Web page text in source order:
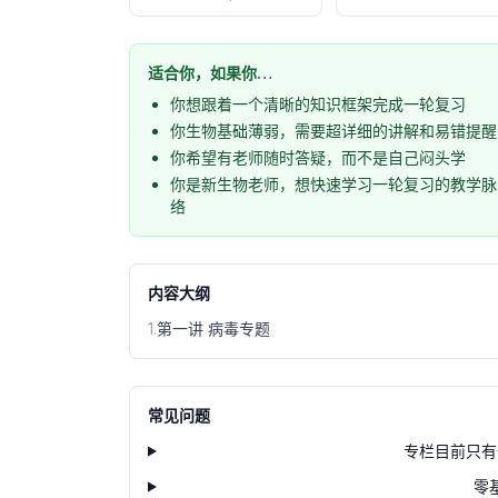
适合你，如果你…
你想跟着一个清晰的知识框架完成一轮复习
你生物基础薄弱，需要超详细的讲解和易错提醒
你希望有老师随时答疑，而不是自己闷头学
你是新生物老师，想快速学习一轮复习的教学脉
络
内容大纲
1.第一讲 病毒专题
常见问题
专栏目前只
零